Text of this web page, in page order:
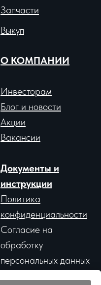
Запчасти
Выкуп
О КОМПАНИИ
Инвесторам
Блог и новости
Акции
Вакансии
Документы и
инструкции
Политика
конфиденциальности
Согласие на
обработку
персональных данных